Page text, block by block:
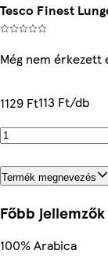
Tesco Finest
Még nem érkezett
1129 Ft113 Ft/db
Termék megnevezés
Főbb jellemzők
100% Arabica